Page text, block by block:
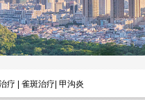
疗 | 雀斑治疗| 甲沟炎